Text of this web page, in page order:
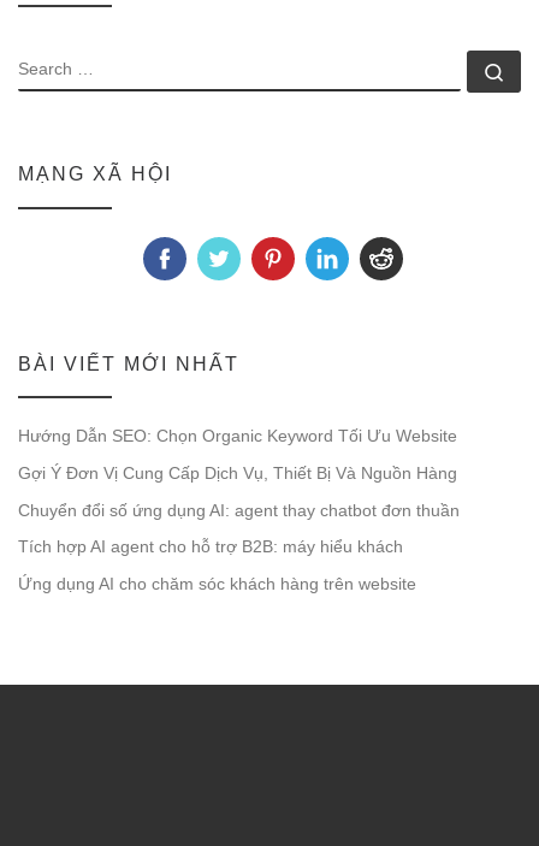
SEARCH
MẠNG XÃ HỘI
BÀI VIẾT MỚI NHẤT
Hướng Dẫn SEO: Chọn Organic Keyword Tối Ưu Website
Gợi Ý Đơn Vị Cung Cấp Dịch Vụ, Thiết Bị Và Nguồn Hàng
Chuyển đổi số ứng dụng AI: agent thay chatbot đơn thuần
Tích hợp AI agent cho hỗ trợ B2B: máy hiểu khách
Ứng dụng AI cho chăm sóc khách hàng trên website